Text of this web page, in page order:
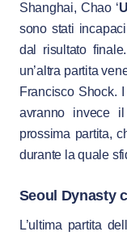
Shanghai, Chao ‘
sono stati
dal risultato
un’altra partita
Francisco Shock.
avranno invece
prossima partita,
durante la quale
Seoul Dynasty
L’ultima partita